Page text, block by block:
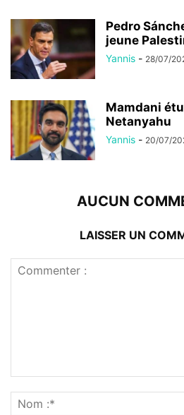
Pedro
jeune
Yannis - 28/07/
Mamdani
Netanyahu
Yannis - 20/07/
AUCUN
LAISSER UN